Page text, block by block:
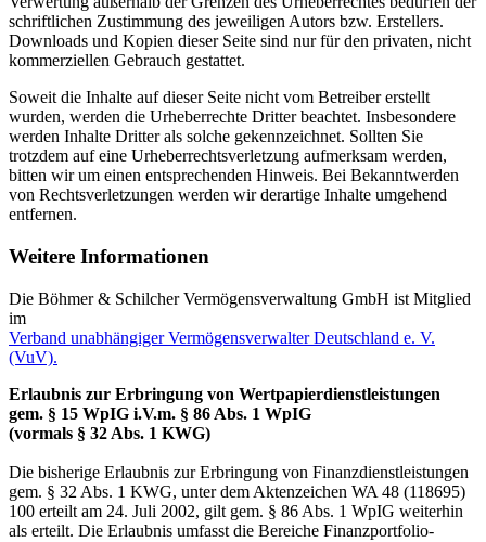
schriftlichen Zustimmung des jeweiligen Autors bzw. Erstellers.
Downloads und Kopien dieser Seite sind nur für den privaten, nicht
kommerziellen Gebrauch gestattet.
Soweit die Inhalte auf dieser Seite nicht vom Betreiber erstellt
wurden, werden die Urheberrechte Dritter beachtet. Insbesondere
werden Inhalte Dritter als solche gekennzeichnet. Sollten Sie
trotzdem auf eine Urheberrechtsverletzung aufmerksam werden,
bitten wir um einen entsprechenden Hinweis. Bei Bekanntwerden
von Rechtsverletzungen werden wir derartige Inhalte umgehend
entfernen.
Weitere Informationen
Die Böhmer & Schilcher Vermögensverwaltung GmbH ist Mitglied
im
Verband unabhängiger Vermögensverwalter Deutschland e. V.
(VuV).
Erlaubnis zur Erbringung von Wertpapierdienstleistungen
gem. § 15 WpIG i.V.m. § 86 Abs. 1 WpIG
(vormals § 32 Abs. 1 KWG)
Die bisherige Erlaubnis zur Erbringung von Finanzdienstleistungen
gem. § 32 Abs. 1 KWG, unter dem Aktenzeichen WA 48 (118695)
100 erteilt am 24. Juli 2002, gilt gem. § 86 Abs. 1 WpIG weiterhin
als erteilt. Die Erlaubnis umfasst die Bereiche Finanzportfolio-